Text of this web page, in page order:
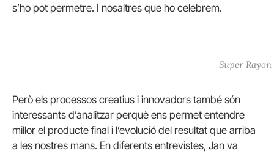
s’ho pot permetre. I nosaltres que ho celebrem.
Super Rayon
Però els processos creatius i innovadors també són
interessants d’analitzar perquè ens permet entendre
millor el producte final i l’evolució del resultat que arriba
a les nostres mans. En diferents entrevistes, Jan va